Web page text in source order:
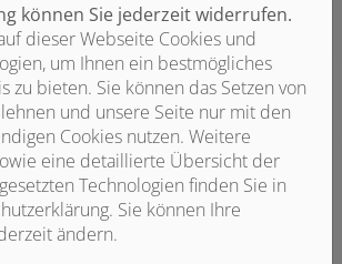
können Sie jederzeit widerrufen.
dieser Webseite Cookies und
um Ihnen ein bestmögliches
zu bieten. Sie können das Setzen von
und unsere Seite nur mit den
Cookies nutzen. Weitere
eine detaillierte Übersicht der
Technologien finden Sie in
Sie können Ihre
ändern.